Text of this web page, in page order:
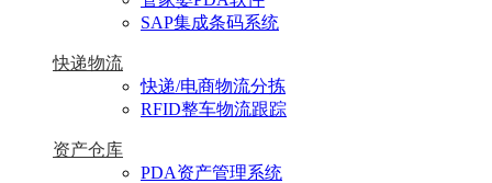
SAP集成条码系统
快递物流
快递/电商物流分拣
RFID整车物流跟踪
资产仓库
PDA资产管理系统